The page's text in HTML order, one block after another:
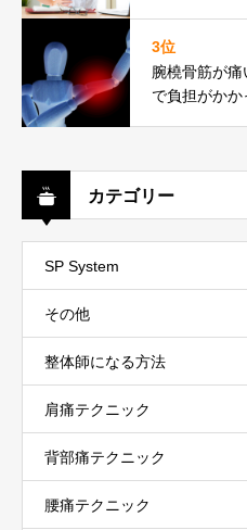
3位
腕橈骨筋が
で負担がかか
カテゴリー
SP System
その他
整体師になる方法
肩痛テクニック
背部痛テクニック
腰痛テクニック